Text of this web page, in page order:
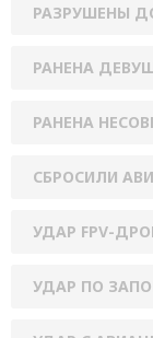
РАЗРУШЕНЫ
РАНЕНА
РАНЕНА
СБРОСИЛИ
УДАР FPV-
УДАР ПО